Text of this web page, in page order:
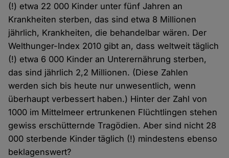
(!) etwa 22 000 Kinder unter fünf Jahren an
Krankheiten sterben, das sind etwa 8 Millionen
jährlich, Krankheiten, die behandelbar wären. Der
Welthunger-Index 2010 gibt an, dass weltweit täglich
(!) etwa 6 000 Kinder an Unterernährung sterben,
das sind jährlich 2,2 Millionen. (Diese Zahlen
werden sich bis heute nur unwesentlich, wenn
überhaupt verbessert haben.) Hinter der Zahl von
1000 im Mittelmeer ertrunkenen Flüchtlingen stehen
gewiss erschütternde Tragödien. Aber sind nicht 28
000 sterbende Kinder täglich (!) mindestens ebenso
beklagenswert?